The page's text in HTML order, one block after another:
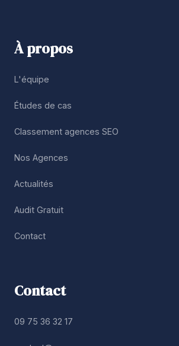
À propos
L'équipe
Études de cas
Classement agences SEO
Nos Agences
Actualités
Audit Gratuit
Contact
Contact
09 75 36 32 17